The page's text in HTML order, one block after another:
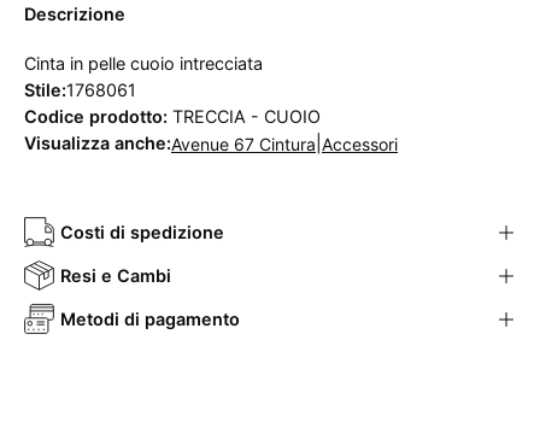
Descrizione
Cinta in pelle cuoio intrecciata
Stile:1768061
Codice prodotto: TRECCIA - CUOIO
Visualizza anche:Avenue 67 Cintura Accessori
Costi di spedizione
Resi e Cambi
Metodi di pagamento